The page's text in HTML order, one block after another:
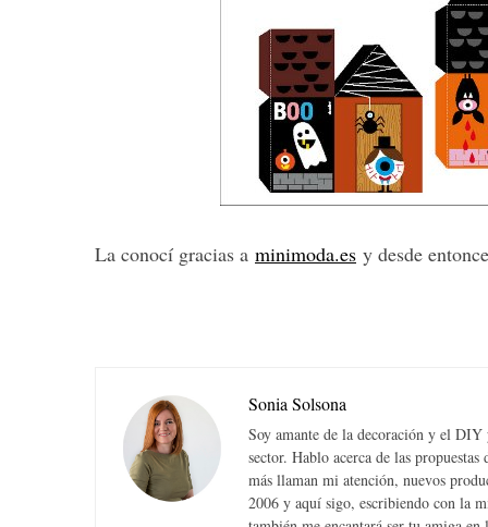
La conocí gracias a minimoda.es y desde
Sonia Solsona
Soy amante de la decoración y el DIY
sector. Hablo acerca de las
más llaman mi atención, nuevos
2006 y aquí sigo, escribiendo con la